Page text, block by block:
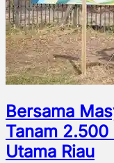
Bersama
Tanam
Utama Riau